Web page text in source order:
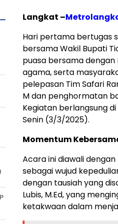
Langkat –
Hari pertama bertugas
bersama Wakil Bupati
puasa bersama
agama, serta
pelepasan Tim Safari
M dan penghormatan
Kegiatan berlangsung
Senin (3/3/2025).
Momentum
Acara ini diawali
sebagai wujud
dengan tausiah yang
Lubis, M.Ed, yang
ketakwaan dalam